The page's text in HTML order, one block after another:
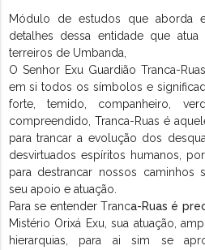
Módulo de estudos que aborda
detalhes dessa entidade que
terreiros de Umbanda,
O Senhor Exu Guardião Tranca-
em si todos os símbolos e
forte, temido, companheiro,
compreendido, Tranca-Ruas é
para trancar a evolução dos
desvirtuados espíritos humanos,
para destrancar nossos
seu apoio e atuação.
Para se entender Tranca-Ruas é
Mistério Orixá Exu, sua atuação,
hierarquias, para ai sim se